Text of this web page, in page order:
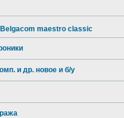
maestro classic
и др. новое и б/у